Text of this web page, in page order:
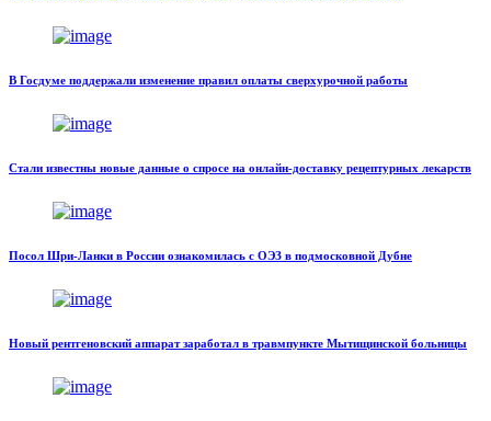
В Госдуме поддержали изменение правил оплаты сверхурочной работы
Стали известны новые данные о спросе на онлайн-доставку рецептурных лекарств
Посол Шри-Ланки в России ознакомилась с ОЭЗ в подмосковной Дубне
Новый рентгеновский аппарат заработал в травмпункте Мытищинской больницы